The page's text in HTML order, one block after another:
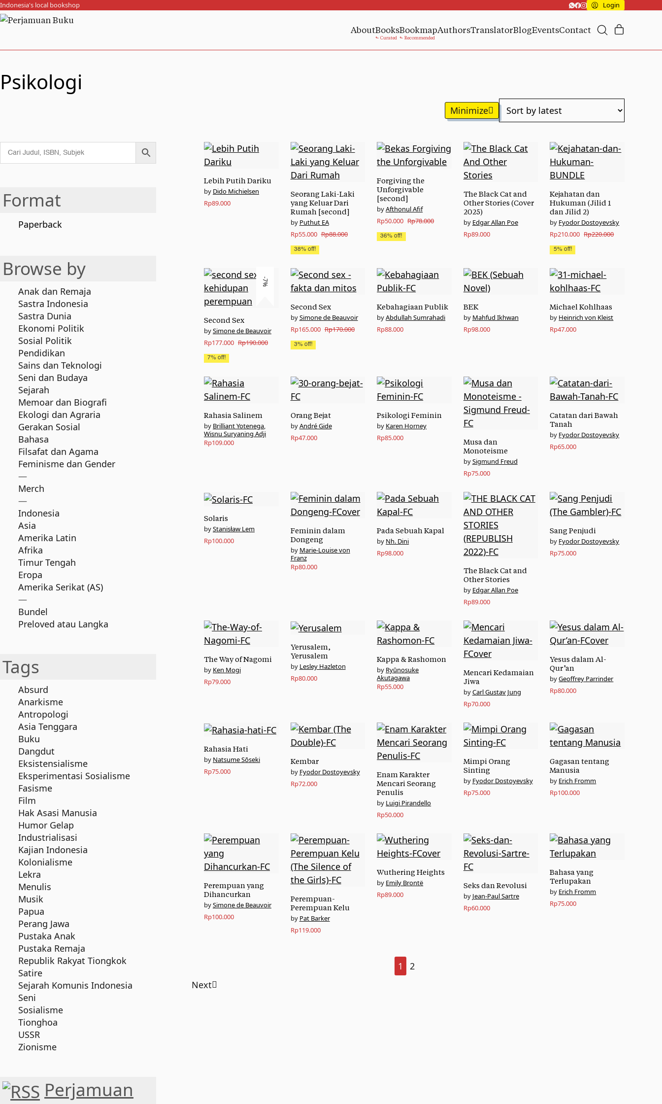
Indonesia's local bookshop Login
AboutBooksBookmapAuthorsTranslatorBlogEventsContact
Psikologi
Lebih Putih Dariku
Dido Michielsen
Rp89.000
Seorang Laki-Laki
yang Keluar Dari
Rumah [second]
Puthut EA
Rp88.000
Original
price
Rp88.000.
Rp55.000
Current
price
Rp55.000.
38% off!
Forgiving the
Unforgivable
[second]
Afthonul Afif
Rp78.000
Original
price
Rp50.000
Current
price
36% off!
The Black Cat and
Other Stories (Cover
2025)
Edgar Allan Poe
Rp89.000
Kejahatan dan
Hukuman (Jilid 1
dan Jilid 2)
Fyodor Dostoyevsky
Rp220.000
Original
price
Rp220.000.
Rp210.000
Current
price
Rp210.000.
5% off!
-7%
Second Sex
Simone de Beauvoir
Rp190.000
Original
price
Rp190.000.
Rp177.000
Current
price
Rp177.000.
7% off!
Second Sex
Simone de Beauvoir
Rp170.000
Original
price
Rp165.000
Current
price
3% off!
Kebahagiaan Publik
Abdullah Sumrahadi
Rp88.000
BEK
Mahfud Ikhwan
Rp98.000
Michael Kohlhaas
Heinrich von Kleist
Rp47.000
Rahasia Salinem
Brilliant Yotenega,
Wisnu Suryaning Adji
Rp109.000
Orang Bejat
André Gide
Rp47.000
Psikologi Feminin
Karen Horney
Rp85.000
Musa dan
Monoteisme
Sigmund Freud
Rp75.000
Catatan dari Bawah
Tanah
Fyodor Dostoyevsky
Rp65.000
Solaris
Stanisław Lem
Rp100.000
Feminin dalam
Dongeng
Marie-Louise von
Franz
Rp80.000
Pada Sebuah Kapal
Nh. Dini
Rp98.000
The Black Cat and
Other Stories
Edgar Allan Poe
Rp89.000
Sang Penjudi
Fyodor Dostoyevsky
Rp75.000
The Way of Nagomi
Ken Mogi
Rp79.000
Yerusalem,
Yerusalem
Lesley Hazleton
Rp80.000
Kappa & Rashomon
Ryūnosuke
Akutagawa
Rp55.000
Mencari Kedamaian
Jiwa
Carl Gustav Jung
Rp70.000
Yesus dalam Al-
Qur’an
Geoffrey Parrinder
Rp80.000
Rahasia Hati
Natsume Sōseki
Rp75.000
Kembar
Fyodor Dostoyevsky
Rp72.000
Enam Karakter
Mencari Seorang
Penulis
Luigi Pirandello
Rp50.000
Mimpi Orang
Sinting
Fyodor Dostoyevsky
Rp75.000
Gagasan tentang
Manusia
Erich Fromm
Rp100.000
Perempuan yang
Dihancurkan
Simone de Beauvoir
Rp100.000
Perempuan-
Perempuan Kelu
Pat Barker
Rp119.000
Wuthering Heights
Emily Brontë
Rp89.000
Seks dan Revolusi
Jean-Paul Sartre
Rp60.000
Bahasa yang
Terlupakan
Erich Fromm
Rp75.000
1
2
Next
Format
Paperback
Browse by
Anak dan Remaja
Sastra Indonesia
Sastra Dunia
Ekonomi Politik
Sosial Politik
Pendidikan
Sains dan Teknologi
Seni dan Budaya
Sejarah
Memoar dan Biografi
Ekologi dan Agraria
Gerakan Sosial
Bahasa
Filsafat dan Agama
Feminisme dan Gender
—
Merch
—
Indonesia
Asia
Amerika Latin
Afrika
Timur Tengah
Eropa
Amerika Serikat (AS)
—
Bundel
Preloved atau Langka
Tags
Absurd
Anarkisme
Antropologi
Asia Tenggara
Buku
Dangdut
Eksistensialisme
Eksperimentasi Sosialisme
Fasisme
Film
Hak Asasi Manusia
Humor Gelap
Industrialisasi
Kajian Indonesia
Kolonialisme
Lekra
Menulis
Musik
Papua
Perang Jawa
Pustaka Anak
Pustaka Remaja
Republik Rakyat Tiongkok
Satire
Sejarah Komunis Indonesia
Seni
Sosialisme
Tionghoa
USSR
Zionisme
Perjamuan